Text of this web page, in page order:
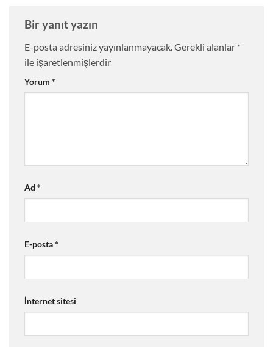
Bir yanıt yazın
E-posta adresiniz yayınlanmayacak.Gerekli alanlar *
ile işaretlenmişlerdir
Yorum *
Ad *
E-posta*
İnternet sitesi